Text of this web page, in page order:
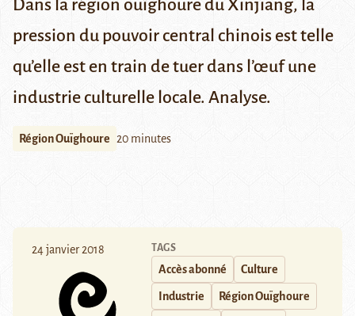
Dans la région ouïghoure du Xinjiang, la
pression du pouvoir central chinois est telle
qu’elle est en train de tuer dans l’œuf une
industrie culturelle locale. Analyse.
Région Ouïghoure 20 minutes
24 janvier 2018 TAGS
Accès abonné Culture
Industrie Région Ouïghoure